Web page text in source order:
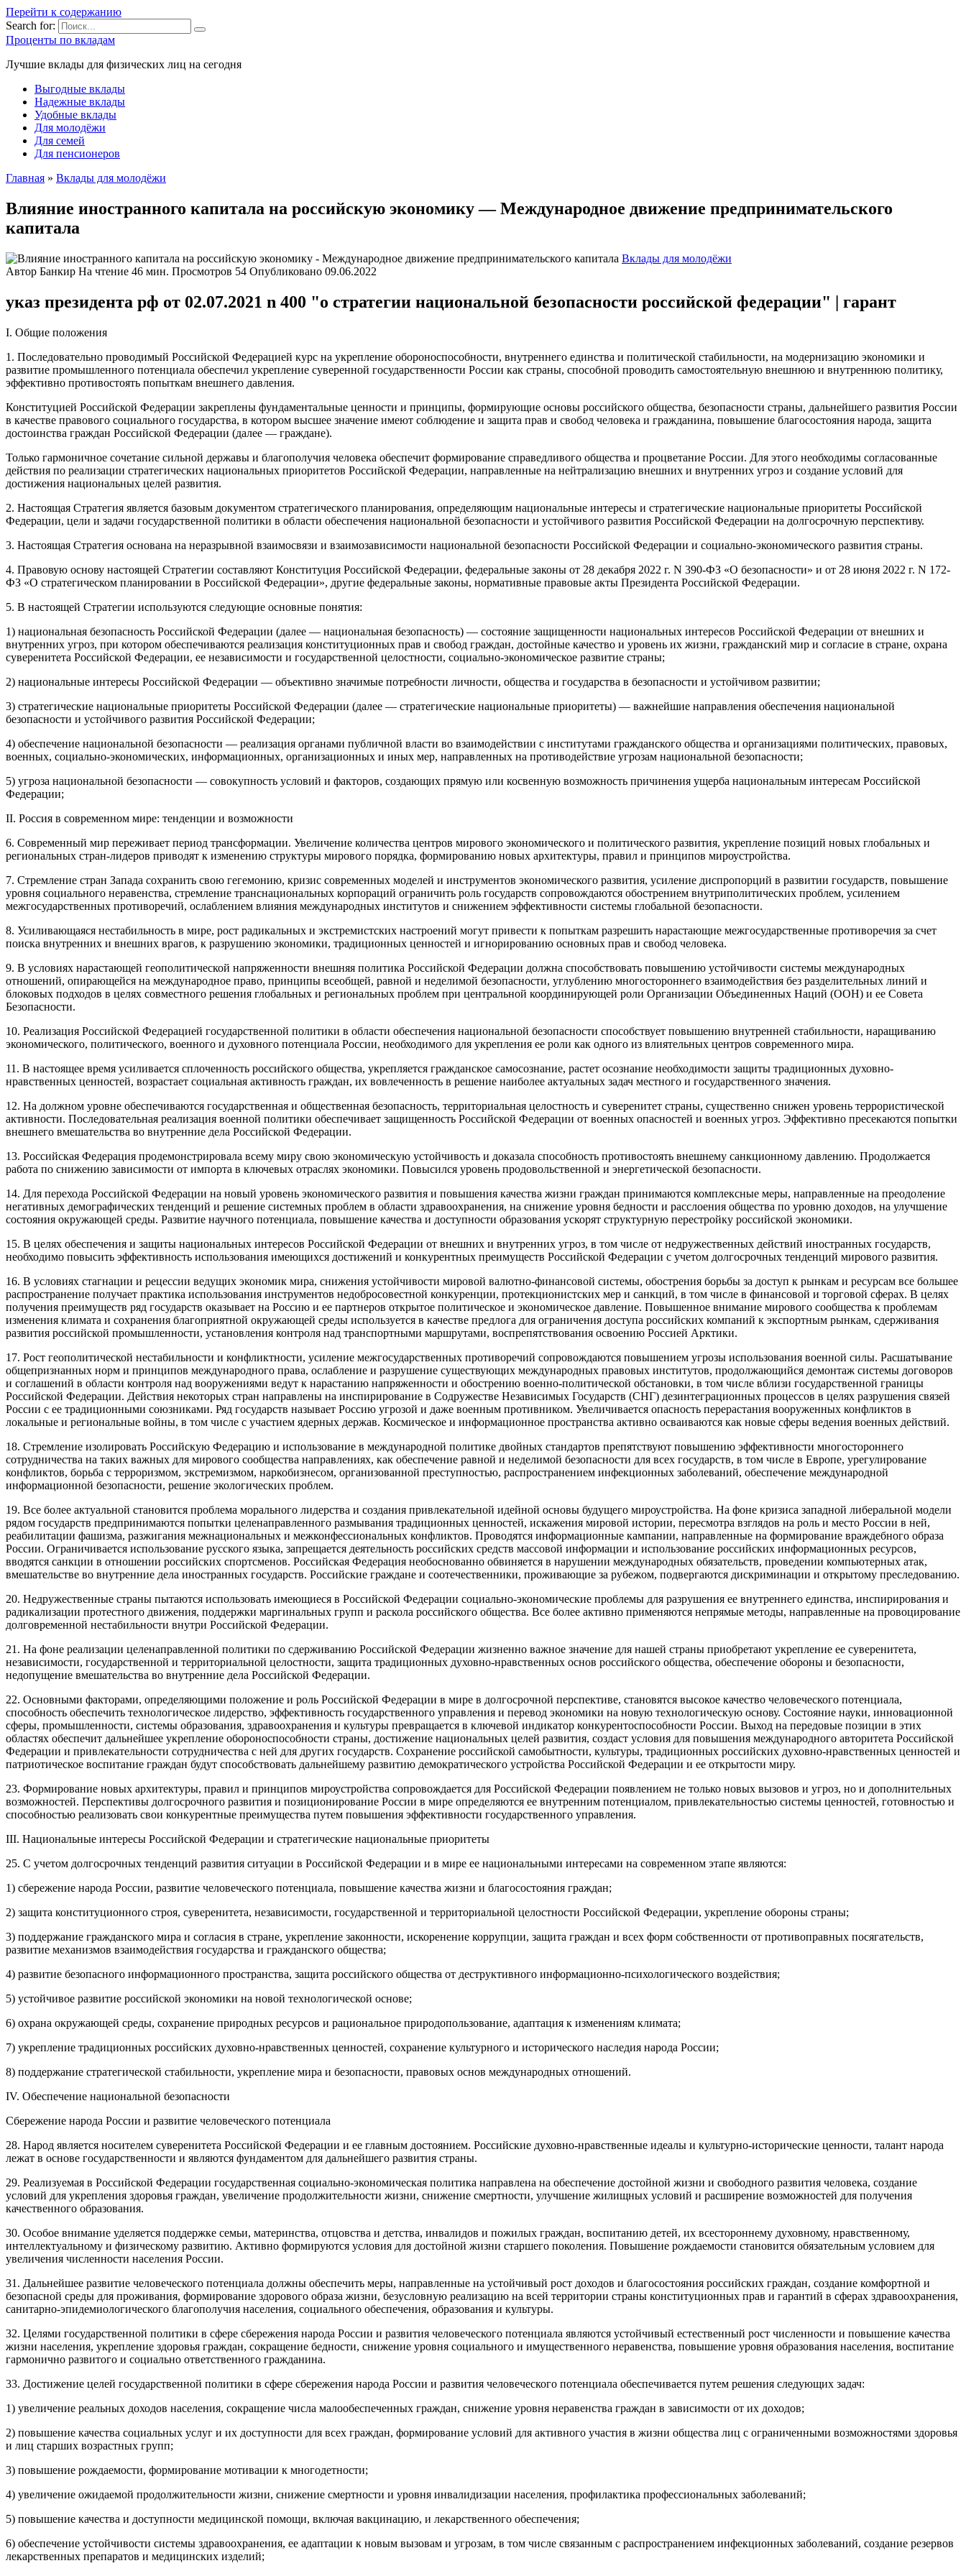
Перейти к содержанию
Search for:
Проценты по вкладам
Лучшие вклады для физических лиц на сегодня
Выгодные вклады
Надежные вклады
Удобные вклады
Для молодёжи
Для семей
Для пенсионеров
Главная » Вклады для молодёжи
Влияние иностранного капитала на российскую экономику — Международное движение предпринимательского
капитала
Вклады для молодёжи
Автор Банкир На чтение 46 мин. Просмотров 54 Опубликовано 09.06.2022
указ президента рф от 02.07.2021 n 400 "о стратегии национальной безопасности российской федерации" | гарант
I. Общие положения
1. Последовательно проводимый Российской Федерацией курс на укрепление обороноспособности, внутреннего единства и политической стабильности, на модернизацию экономики и
развитие промышленного потенциала обеспечил укрепление суверенной государственности России как страны, способной проводить самостоятельную внешнюю и внутреннюю политику,
эффективно противостоять попыткам внешнего давления.
Конституцией Российской Федерации закреплены фундаментальные ценности и принципы, формирующие основы российского общества, безопасности страны, дальнейшего развития России
в качестве правового социального государства, в котором высшее значение имеют соблюдение и защита прав и свобод человека и гражданина, повышение благосостояния народа, защита
достоинства граждан Российской Федерации (далее — граждане).
Только гармоничное сочетание сильной державы и благополучия человека обеспечит формирование справедливого общества и процветание России. Для этого необходимы согласованные
действия по реализации стратегических национальных приоритетов Российской Федерации, направленные на нейтрализацию внешних и внутренних угроз и создание условий для
достижения национальных целей развития.
2. Настоящая Стратегия является базовым документом стратегического планирования, определяющим национальные интересы и стратегические национальные приоритеты Российской
Федерации, цели и задачи государственной политики в области обеспечения национальной безопасности и устойчивого развития Российской Федерации на долгосрочную перспективу.
3. Настоящая Стратегия основана на неразрывной взаимосвязи и взаимозависимости национальной безопасности Российской Федерации и социально-экономического развития страны.
4. Правовую основу настоящей Стратегии составляют Конституция Российской Федерации, федеральные законы от 28 декабря 2022 г. N 390-ФЗ «О безопасности» и от 28 июня 2022 г. N 172-
ФЗ «О стратегическом планировании в Российской Федерации», другие федеральные законы, нормативные правовые акты Президента Российской Федерации.
5. В настоящей Стратегии используются следующие основные понятия:
1) национальная безопасность Российской Федерации (далее — национальная безопасность) — состояние защищенности национальных интересов Российской Федерации от внешних и
внутренних угроз, при котором обеспечиваются реализация конституционных прав и свобод граждан, достойные качество и уровень их жизни, гражданский мир и согласие в стране, охрана
суверенитета Российской Федерации, ее независимости и государственной целостности, социально-экономическое развитие страны;
2) национальные интересы Российской Федерации — объективно значимые потребности личности, общества и государства в безопасности и устойчивом развитии;
3) стратегические национальные приоритеты Российской Федерации (далее — стратегические национальные приоритеты) — важнейшие направления обеспечения национальной
безопасности и устойчивого развития Российской Федерации;
4) обеспечение национальной безопасности — реализация органами публичной власти во взаимодействии с институтами гражданского общества и организациями политических, правовых,
военных, социально-экономических, информационных, организационных и иных мер, направленных на противодействие угрозам национальной безопасности;
5) угроза национальной безопасности — совокупность условий и факторов, создающих прямую или косвенную возможность причинения ущерба национальным интересам Российской
Федерации;
II. Россия в современном мире: тенденции и возможности
6. Современный мир переживает период трансформации. Увеличение количества центров мирового экономического и политического развития, укрепление позиций новых глобальных и
региональных стран-лидеров приводят к изменению структуры мирового порядка, формированию новых архитектуры, правил и принципов мироустройства.
7. Стремление стран Запада сохранить свою гегемонию, кризис современных моделей и инструментов экономического развития, усиление диспропорций в развитии государств, повышение
уровня социального неравенства, стремление транснациональных корпораций ограничить роль государств сопровождаются обострением внутриполитических проблем, усилением
межгосударственных противоречий, ослаблением влияния международных институтов и снижением эффективности системы глобальной безопасности.
8. Усиливающаяся нестабильность в мире, рост радикальных и экстремистских настроений могут привести к попыткам разрешить нарастающие межгосударственные противоречия за счет
поиска внутренних и внешних врагов, к разрушению экономики, традиционных ценностей и игнорированию основных прав и свобод человека.
9. В условиях нарастающей геополитической напряженности внешняя политика Российской Федерации должна способствовать повышению устойчивости системы международных
отношений, опирающейся на международное право, принципы всеобщей, равной и неделимой безопасности, углублению многостороннего взаимодействия без разделительных линий и
блоковых подходов в целях совместного решения глобальных и региональных проблем при центральной координирующей роли Организации Объединенных Наций (ООН) и ее Совета
Безопасности.
10. Реализация Российской Федерацией государственной политики в области обеспечения национальной безопасности способствует повышению внутренней стабильности, наращиванию
экономического, политического, военного и духовного потенциала России, необходимого для укрепления ее роли как одного из влиятельных центров современного мира.
11. В настоящее время усиливается сплоченность российского общества, укрепляется гражданское самосознание, растет осознание необходимости защиты традиционных духовно-
нравственных ценностей, возрастает социальная активность граждан, их вовлеченность в решение наиболее актуальных задач местного и государственного значения.
12. На должном уровне обеспечиваются государственная и общественная безопасность, территориальная целостность и суверенитет страны, существенно снижен уровень террористической
активности. Последовательная реализация военной политики обеспечивает защищенность Российской Федерации от военных опасностей и военных угроз. Эффективно пресекаются попытки
внешнего вмешательства во внутренние дела Российской Федерации.
13. Российская Федерация продемонстрировала всему миру свою экономическую устойчивость и доказала способность противостоять внешнему санкционному давлению. Продолжается
работа по снижению зависимости от импорта в ключевых отраслях экономики. Повысился уровень продовольственной и энергетической безопасности.
14. Для перехода Российской Федерации на новый уровень экономического развития и повышения качества жизни граждан принимаются комплексные меры, направленные на преодоление
негативных демографических тенденций и решение системных проблем в области здравоохранения, на снижение уровня бедности и расслоения общества по уровню доходов, на улучшение
состояния окружающей среды. Развитие научного потенциала, повышение качества и доступности образования ускорят структурную перестройку российской экономики.
15. В целях обеспечения и защиты национальных интересов Российской Федерации от внешних и внутренних угроз, в том числе от недружественных действий иностранных государств,
необходимо повысить эффективность использования имеющихся достижений и конкурентных преимуществ Российской Федерации с учетом долгосрочных тенденций мирового развития.
16. В условиях стагнации и рецессии ведущих экономик мира, снижения устойчивости мировой валютно-финансовой системы, обострения борьбы за доступ к рынкам и ресурсам все большее
распространение получает практика использования инструментов недобросовестной конкуренции, протекционистских мер и санкций, в том числе в финансовой и торговой сферах. В целях
получения преимуществ ряд государств оказывает на Россию и ее партнеров открытое политическое и экономическое давление. Повышенное внимание мирового сообщества к проблемам
изменения климата и сохранения благоприятной окружающей среды используется в качестве предлога для ограничения доступа российских компаний к экспортным рынкам, сдерживания
развития российской промышленности, установления контроля над транспортными маршрутами, воспрепятствования освоению Россией Арктики.
17. Рост геополитической нестабильности и конфликтности, усиление межгосударственных противоречий сопровождаются повышением угрозы использования военной силы. Расшатывание
общепризнанных норм и принципов международного права, ослабление и разрушение существующих международных правовых институтов, продолжающийся демонтаж системы договоров
и соглашений в области контроля над вооружениями ведут к нарастанию напряженности и обострению военно-политической обстановки, в том числе вблизи государственной границы
Российской Федерации. Действия некоторых стран направлены на инспирирование в Содружестве Независимых Государств (СНГ) дезинтеграционных процессов в целях разрушения связей
России с ее традиционными союзниками. Ряд государств называет Россию угрозой и даже военным противником. Увеличивается опасность перерастания вооруженных конфликтов в
локальные и региональные войны, в том числе с участием ядерных держав. Космическое и информационное пространства активно осваиваются как новые сферы ведения военных действий.
18. Стремление изолировать Российскую Федерацию и использование в международной политике двойных стандартов препятствуют повышению эффективности многостороннего
сотрудничества на таких важных для мирового сообщества направлениях, как обеспечение равной и неделимой безопасности для всех государств, в том числе в Европе, урегулирование
конфликтов, борьба с терроризмом, экстремизмом, наркобизнесом, организованной преступностью, распространением инфекционных заболеваний, обеспечение международной
информационной безопасности, решение экологических проблем.
19. Все более актуальной становится проблема морального лидерства и создания привлекательной идейной основы будущего мироустройства. На фоне кризиса западной либеральной модели
рядом государств предпринимаются попытки целенаправленного размывания традиционных ценностей, искажения мировой истории, пересмотра взглядов на роль и место России в ней,
реабилитации фашизма, разжигания межнациональных и межконфессиональных конфликтов. Проводятся информационные кампании, направленные на формирование враждебного образа
России. Ограничивается использование русского языка, запрещается деятельность российских средств массовой информации и использование российских информационных ресурсов,
вводятся санкции в отношении российских спортсменов. Российская Федерация необоснованно обвиняется в нарушении международных обязательств, проведении компьютерных атак,
вмешательстве во внутренние дела иностранных государств. Российские граждане и соотечественники, проживающие за рубежом, подвергаются дискриминации и открытому преследованию.
20. Недружественные страны пытаются использовать имеющиеся в Российской Федерации социально-экономические проблемы для разрушения ее внутреннего единства, инспирирования и
радикализации протестного движения, поддержки маргинальных групп и раскола российского общества. Все более активно применяются непрямые методы, направленные на провоцирование
долговременной нестабильности внутри Российской Федерации.
21. На фоне реализации целенаправленной политики по сдерживанию Российской Федерации жизненно важное значение для нашей страны приобретают укрепление ее суверенитета,
независимости, государственной и территориальной целостности, защита традиционных духовно-нравственных основ российского общества, обеспечение обороны и безопасности,
недопущение вмешательства во внутренние дела Российской Федерации.
22. Основными факторами, определяющими положение и роль Российской Федерации в мире в долгосрочной перспективе, становятся высокое качество человеческого потенциала,
способность обеспечить технологическое лидерство, эффективность государственного управления и перевод экономики на новую технологическую основу. Состояние науки, инновационной
сферы, промышленности, системы образования, здравоохранения и культуры превращается в ключевой индикатор конкурентоспособности России. Выход на передовые позиции в этих
областях обеспечит дальнейшее укрепление обороноспособности страны, достижение национальных целей развития, создаст условия для повышения международного авторитета Российской
Федерации и привлекательности сотрудничества с ней для других государств. Сохранение российской самобытности, культуры, традиционных российских духовно-нравственных ценностей и
патриотическое воспитание граждан будут способствовать дальнейшему развитию демократического устройства Российской Федерации и ее открытости миру.
23. Формирование новых архитектуры, правил и принципов мироустройства сопровождается для Российской Федерации появлением не только новых вызовов и угроз, но и дополнительных
возможностей. Перспективы долгосрочного развития и позиционирование России в мире определяются ее внутренним потенциалом, привлекательностью системы ценностей, готовностью и
способностью реализовать свои конкурентные преимущества путем повышения эффективности государственного управления.
III. Национальные интересы Российской Федерации и стратегические национальные приоритеты
25. С учетом долгосрочных тенденций развития ситуации в Российской Федерации и в мире ее национальными интересами на современном этапе являются:
1) сбережение народа России, развитие человеческого потенциала, повышение качества жизни и благосостояния граждан;
2) защита конституционного строя, суверенитета, независимости, государственной и территориальной целостности Российской Федерации, укрепление обороны страны;
3) поддержание гражданского мира и согласия в стране, укрепление законности, искоренение коррупции, защита граждан и всех форм собственности от противоправных посягательств,
развитие механизмов взаимодействия государства и гражданского общества;
4) развитие безопасного информационного пространства, защита российского общества от деструктивного информационно-психологического воздействия;
5) устойчивое развитие российской экономики на новой технологической основе;
6) охрана окружающей среды, сохранение природных ресурсов и рациональное природопользование, адаптация к изменениям климата;
7) укрепление традиционных российских духовно-нравственных ценностей, сохранение культурного и исторического наследия народа России;
8) поддержание стратегической стабильности, укрепление мира и безопасности, правовых основ международных отношений.
IV. Обеспечение национальной безопасности
Сбережение народа России и развитие человеческого потенциала
28. Народ является носителем суверенитета Российской Федерации и ее главным достоянием. Российские духовно-нравственные идеалы и культурно-исторические ценности, талант народа
лежат в основе государственности и являются фундаментом для дальнейшего развития страны.
29. Реализуемая в Российской Федерации государственная социально-экономическая политика направлена на обеспечение достойной жизни и свободного развития человека, создание
условий для укрепления здоровья граждан, увеличение продолжительности жизни, снижение смертности, улучшение жилищных условий и расширение возможностей для получения
качественного образования.
30. Особое внимание уделяется поддержке семьи, материнства, отцовства и детства, инвалидов и пожилых граждан, воспитанию детей, их всестороннему духовному, нравственному,
интеллектуальному и физическому развитию. Активно формируются условия для достойной жизни старшего поколения. Повышение рождаемости становится обязательным условием для
увеличения численности населения России.
31. Дальнейшее развитие человеческого потенциала должны обеспечить меры, направленные на устойчивый рост доходов и благосостояния российских граждан, создание комфортной и
безопасной среды для проживания, формирование здорового образа жизни, безусловную реализацию на всей территории страны конституционных прав и гарантий в сферах здравоохранения,
санитарно-эпидемиологического благополучия населения, социального обеспечения, образования и культуры.
32. Целями государственной политики в сфере сбережения народа России и развития человеческого потенциала являются устойчивый естественный рост численности и повышение качества
жизни населения, укрепление здоровья граждан, сокращение бедности, снижение уровня социального и имущественного неравенства, повышение уровня образования населения, воспитание
гармонично развитого и социально ответственного гражданина.
33. Достижение целей государственной политики в сфере сбережения народа России и развития человеческого потенциала обеспечивается путем решения следующих задач:
1) увеличение реальных доходов населения, сокращение числа малообеспеченных граждан, снижение уровня неравенства граждан в зависимости от их доходов;
2) повышение качества социальных услуг и их доступности для всех граждан, формирование условий для активного участия в жизни общества лиц с ограниченными возможностями здоровья
и лиц старших возрастных групп;
3) повышение рождаемости, формирование мотивации к многодетности;
4) увеличение ожидаемой продолжительности жизни, снижение смертности и уровня инвалидизации населения, профилактика профессиональных заболеваний;
5) повышение качества и доступности медицинской помощи, включая вакцинацию, и лекарственного обеспечения;
6) обеспечение устойчивости системы здравоохранения, ее адаптации к новым вызовам и угрозам, в том числе связанным с распространением инфекционных заболеваний, создание резервов
лекарственных препаратов и медицинских изделий;